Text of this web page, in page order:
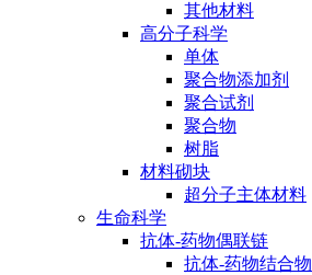
其他材料
高分子科学
单体
聚合物添加剂
聚合试剂
聚合物
树脂
材料砌块
超分子主体材料
生命科学
抗体-药物偶联链
抗体-药物结合物